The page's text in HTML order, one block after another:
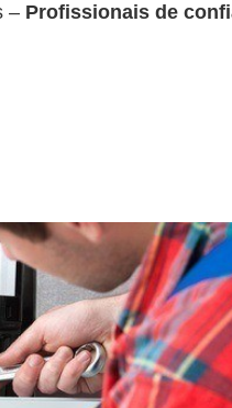
– Profissionais de